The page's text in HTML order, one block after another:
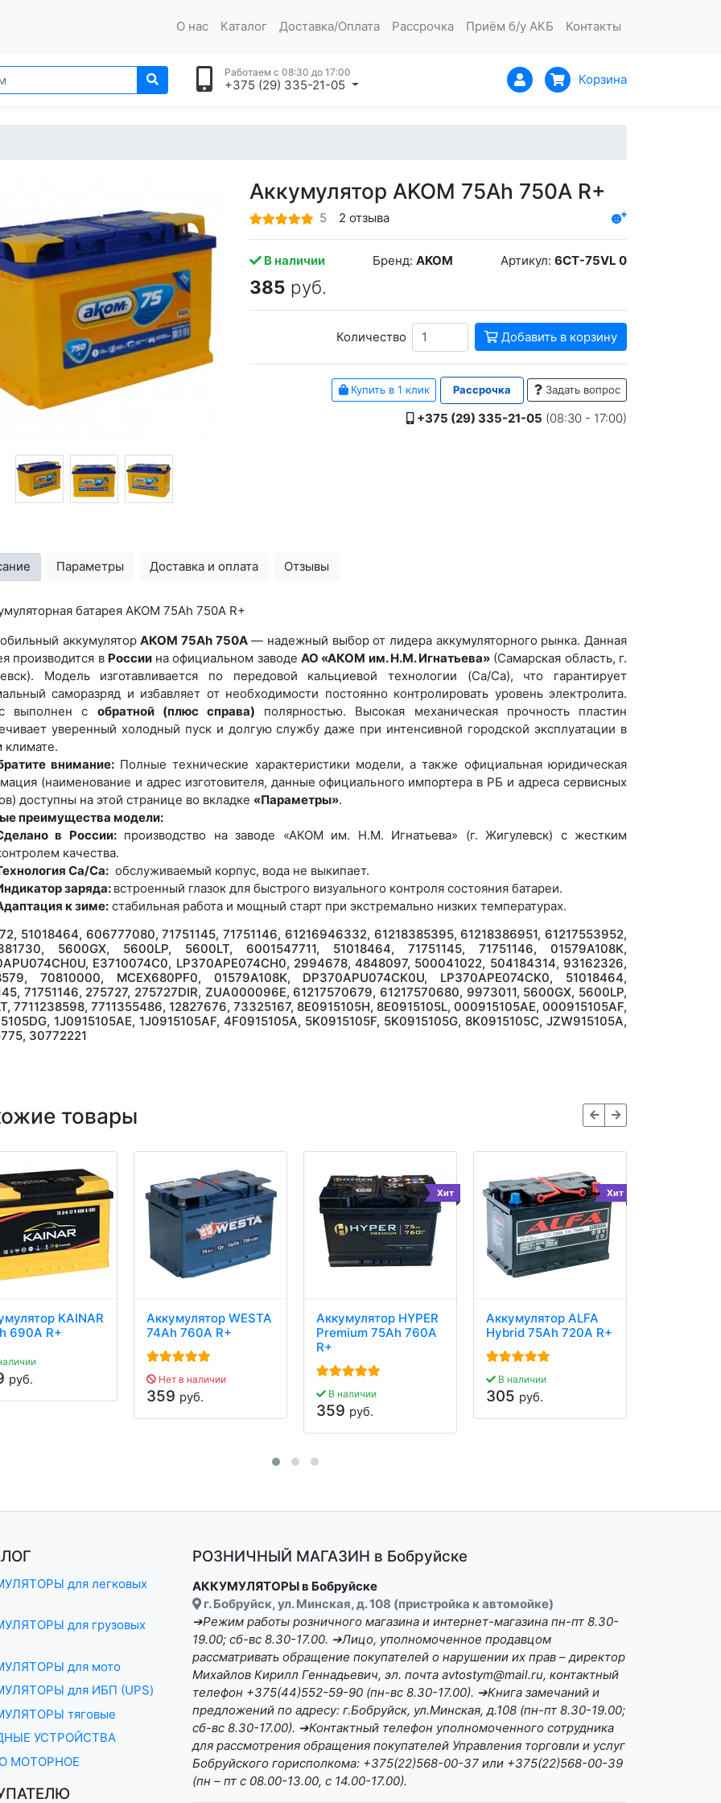
О нас Каталог Доставка/Оплата Рассрочка Приём б/у АКБ Контакты
Работаем с 08:30 до 17:00
+375 (29) 335-21-05 Корзина
Аккумулятор AKOM 75Ah 750A R+
5 2 отзыва
В наличии Бренд:AKOM Артикул: 6CT-75VL 0
385 руб.
Количество Добавить в корзину
Купить в 1 клик Рассрочка Задать вопрос
+375 (29) 335-21-05 (08:30 - 17:00)
Параметры Доставка и оплата Отзывы
батарея AKOM 75Ah 750A R+
аккумуляторАКОМ 75Ah 750A— надежный выбор от лидера аккумуляторного рынка. Данная
производится в Россиина официальном заводеАО «АКОМ им. Н.М. Игнатьева» (Самарская область, г.
Модель изготавливается по передовой кальциевой технологии (Ca/Ca), что гарантирует
саморазряд и избавляет от необходимости постоянно контролировать уровень электролита.
выполнен с обратной (плюс справа) полярностью. Высокая механическая прочность пластин
уверенный холодный пуск и долгую службу даже при интенсивной городской эксплуатации в
климате.
внимание:Полные технические характеристики модели, а также официальная юридическая
(наименование и адрес изготовителя, данные официального импортера в РБ и адреса сервисных
доступны на этой странице во вкладке «Параметры».
преимущества модели:
в России:производство на заводе «АКОМ им. Н.М. Игнатьева» (г. Жигулевск) с жестким
качества.
Ca/Ca: обслуживаемый корпус, вода не выкипает.
заряда: встроенный глазок для быстрого визуального контроля состояния батареи.
к зиме: стабильная работа и мощный старт при экстремально низких температурах.
51018464, 606777080, 71751145, 71751146, 61216946332, 61218385395, 61218386951, 61217553952,
5600GX, 5600LP, 5600LT, 6001547711, 51018464, 71751145, 71751146, 01579A108K,
E3710074C0, LP370APE074CH0, 2994678, 4848097, 500041022, 504184314, 93162326,
70810000, MCEX680PF0, 01579A108K, DP370APU074CK0U, LP370APE074CK0, 51018464,
71751146, 275727, 275727DIR, ZUA000096E, 61217570679, 61217570680, 9973011, 5600GX, 5600LP,
7711238598, 7711355486, 12827676, 73325167, 8E0915105H, 8E0915105L, 000915105AE, 000915105AF,
1J0915105AE, 1J0915105AF, 4F0915105A, 5K0915105F, 5K0915105G, 8K0915105C, JZW915105A,
30772221
товары
KAINAR
690A R+
руб.
Аккумулятор WESTA
74Ah 760A R+
Нет в наличии
359 руб.
Хит
Аккумулятор HYPER
Premium 75Ah 760A
R+
В наличии
359 руб.
Хит
Аккумулятор ALFA
Hybrid 75Ah 720A R+
В наличии
305 руб.
для легковых
для грузовых
для мото
для ИБП (UPS)
тяговые
УСТРОЙСТВА
МОТОРНОЕ
РОЗНИЧНЫЙ МАГАЗИН в Бобруйске
АККУМУЛЯТОРЫ в Бобруйске
г. Бобруйск, ул. Минская, д. 108 (пристройка к автомойке)
➔Режим работы розничного магазина и интернет-магазина пн-пт 8.30-
19.00; сб-вс 8.30-17.00. ➔Лицо, уполномоченное продавцом
рассматривать обращение покупателей о нарушении их прав – директор
Михайлов Кирилл Геннадьевич, эл. почта avtostym@mail.ru, контактный
телефон +375(44)552-59-90 (пн-вс 8.30-17.00). ➔Книга замечаний и
предложений по адресу: г.Бобруйск, ул.Минская, д.108 (пн-пт 8.30-19.00;
сб-вс 8.30-17.00). ➔Контактный телефон уполномоченного сотрудника
для рассмотрения обращения покупателей Управления торговли и услуг
Бобруйского горисполкома: +375(22)568-00-37 или +375(22)568-00-39
(пн – пт с 08.00-13.00, с 14.00-17.00).